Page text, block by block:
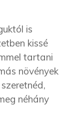
is
kissé
tartani
növények
d,
néhány